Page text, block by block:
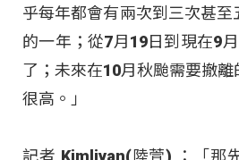
乎每年都會有兩次到三次甚
的一年；從7月19日到現在9
了；未來在10月秋颱需要撤
很高。」